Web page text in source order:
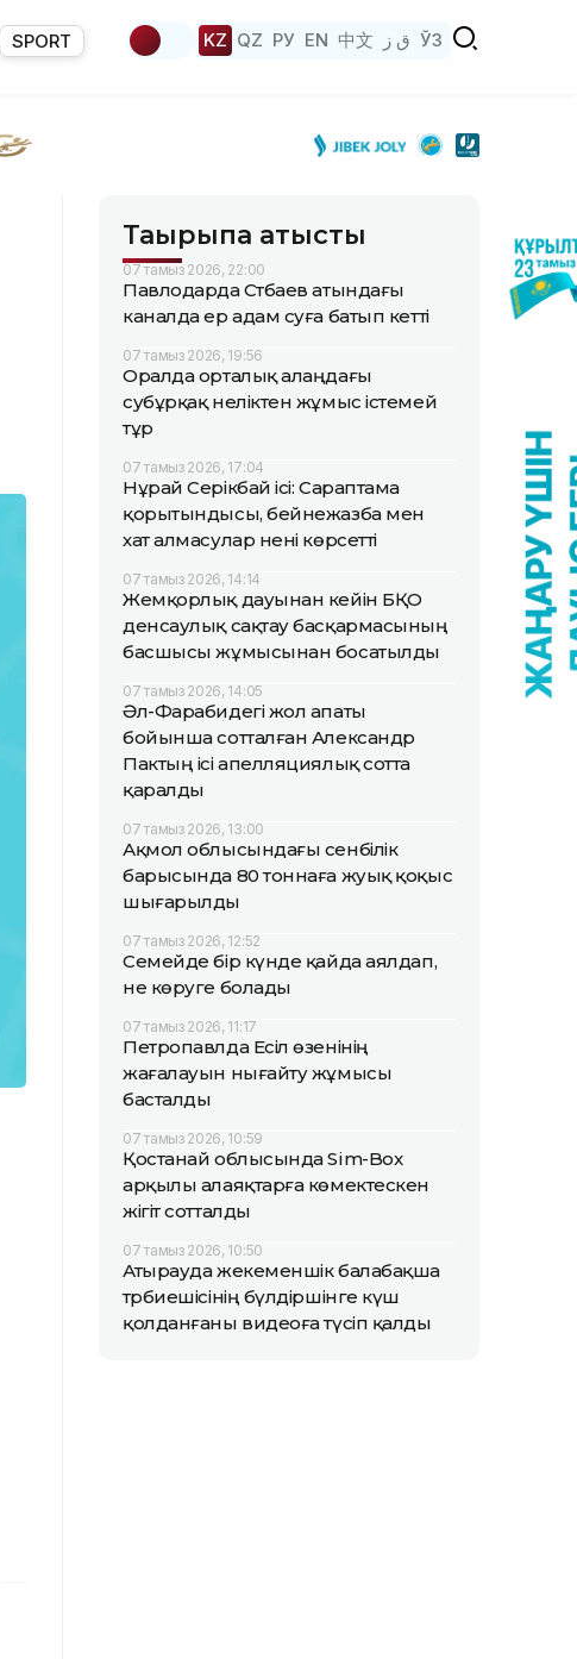
SPORT KZ QZ РУ EN 中文 ق ز ЎЗ
Тақырыпқа қатысты
07 тамыз 2026, 22:00
Павлодарда Сәтбаев атындағы
каналда ер адам суға батып кетті
07 тамыз 2026, 19:56
Оралда орталық алаңдағы
субұрқақ неліктен жұмыс істемей
тұр
07 тамыз 2026, 17:04
Нұрай Серікбай ісі: Сараптама
қорытындысы, бейнежазба мен
хат алмасулар нені көрсетті
07 тамыз 2026, 14:14
Жемқорлық дауынан кейін БҚО
денсаулық сақтау басқармасының
басшысы жұмысынан босатылды
07 тамыз 2026, 14:05
Әл-Фарабидегі жол апаты
бойынша сотталған Александр
Пактың ісі апелляциялық сотта
қаралды
07 тамыз 2026, 13:00
Ақмол облысындағы сенбілік
барысында 80 тоннаға жуық қоқыс
шығарылды
07 тамыз 2026, 12:52
Семейде бір күнде қайда аялдап,
не көруге болады
07 тамыз 2026, 11:17
Петропавлда Есіл өзенінің
жағалауын нығайту жұмысы
басталды
07 тамыз 2026, 10:59
Қостанай облысында Sim-Box
арқылы алаяқтарға көмектескен
жігіт сотталды
07 тамыз 2026, 10:50
Атырауда жекеменшік балабақша
тәрбиешісінің бүлдіршінге күш
қолданғаны видеоға түсіп қалды